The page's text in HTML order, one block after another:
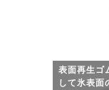
表面再生ゴ
して氷表面